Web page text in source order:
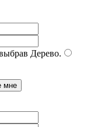
Дерево.